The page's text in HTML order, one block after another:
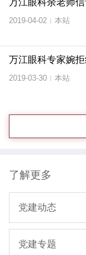
万江眼科余老师信
2019-04-02 | 本站
万江眼科专家婉
2019-03-30 | 本站
了解更多
党建动态
党建专题